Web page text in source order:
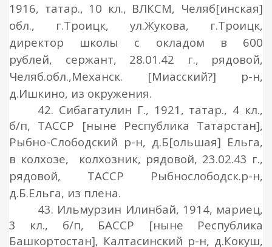
1916, татар., 10 кл., ВЛКСМ, Челяб[инская]
обл., г.Троицк, ул.Жукова, г.Троицк,
директор школы с окладом в 600
рублей, сержант, 28.01.42 г., рядовой,
Челяб.обл.,Механск. [Миасский?] р-н,
д.Ишкино, из окружения.
42. Сибагатулин Г., 1921, татар., 4 кл.,
б/п, ТАССР [ныне Республика Татарстан],
Рыбно-Слободский р-н, д.Б[ольшая] Ельга,
в колхозе, колхозник, рядовой, 23.02.43 г.,
рядовой, ТАССР Рыбнослободск.р-н,
д.Б.Ельга, из плена.
43. Ильмурзин Илинбай, 1914, мариец,
3 кл., б/п, БАССР [ныне Республика
Башкортостан], Калтасинский р-н, д.Кокуш,